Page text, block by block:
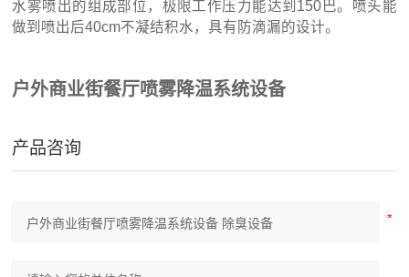
水雾喷出的组成部位，极限工作压力能达到150巴。喷头能
做到喷出后40cm不凝结积水，具有防滴漏的设计。
户外商业街餐厅喷雾降温系统设备
产品咨询